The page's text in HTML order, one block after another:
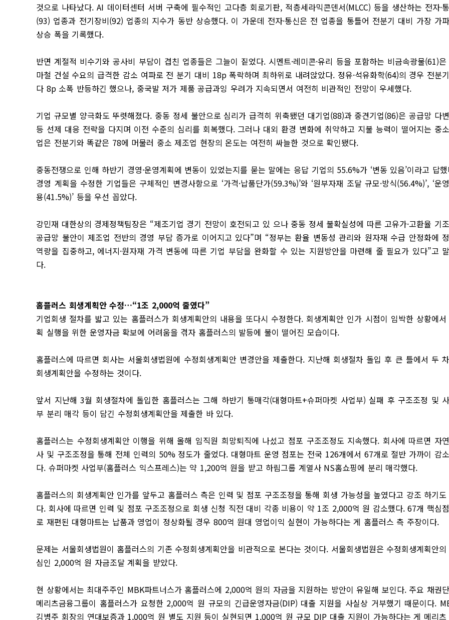
것으로 나타났다. AI 데이터센터 서버 구축에 필수적인 고다층 회로기판, 적층세라믹콘덴서(MLCC) 등을 생산하는 전자·
(93) 업종과 전기장비(92) 업종의 지수가 동반 상승했다. 이 가운데 전자·통신은 전 업종을 통틀어 전분기 대비 가장 가
상승 폭을 기록했다.
반면 계절적 비수기와 공사비 부담이 겹친 업종들은 그늘이 짙었다. 시멘트·레미콘·유리 등을 포함하는 비금속광물(61)
마철 건설 수요의 급격한 감소 여파로 전 분기 대비 18p 폭락하며 최하위로 내려앉았다. 정유·석유화학(64)의 경우 전분
다 8p 소폭 반등하긴 했으나, 중국발 저가 제품 공급과잉 우려가 지속되면서 여전히 비관적인 전망이 우세했다.
기업 규모별 양극화도 뚜렷해졌다. 중동 정세 불안으로 심리가 급격히 위축됐던 대기업(88)과 중견기업(86)은 공급망 다
등 선제 대응 전략을 다지며 이전 수준의 심리를 회복했다. 그러나 대외 환경 변화에 취약하고 지불 능력이 떨어지는 중
업은 전분기와 똑같은 78에 머물러 중소 제조업 현장의 온도는 여전히 싸늘한 것으로 확인됐다.
중동전쟁으로 인해 하반기 경영·운영계획에 변동이 있었는지를 묻는 말에는 응답 기업의 55.6%가 ‘변동 있음’이라고 답
경영 계획을 수정한 기업들은 구체적인 변경사항으로 ‘가격·납품단가(59.3%)’와 ‘원부자재 조달 규모·방식(56.4%)’, ‘운
용(41.5%)’ 등을 우선 꼽았다.
강민재 대한상의 경제정책팀장은 “제조기업 경기 전망이 호전되고 있 으나 중동 정세 불확실성에 따른 고유가·고환율 기
공급망 불안이 제조업 전반의 경영 부담 증가로 이어지고 있다”며 “정부는 환율 변동성 관리와 원자재 수급 안정화에
역량을 집중하고, 에너지·원자재 가격 변동에 따른 기업 부담을 완화할 수 있는 지원방안을 마련해 줄 필요가 있다”고
다.
홈플러스 회생계획안 수정…“1조 2,000억 줄였다”
기업회생 절차를 밟고 있는 홈플러스가 회생계획안의 내용을 또다시 수정한다. 회생계획안 인가 시점이 임박한 상황에서
획 실행을 위한 운영자금 확보에 어려움을 겪자 홈플러스의 발등에 불이 떨어진 모습이다.
홈플러스에 따르면 회사는 서울회생법원에 수정회생계획안 변경안을 제출한다. 지난해 회생절차 돌입 후 큰 틀에서 두
회생계획안을 수정하는 것이다.
앞서 지난해 3월 회생절차에 돌입한 홈플러스는 그해 하반기 통매각(대형마트+슈퍼마켓 사업부) 실패 후 구조조정 및
부 분리 매각 등이 담긴 수정회생계획안을 제출한 바 있다.
홈플러스는 수정회생계획안 이행을 위해 올해 임직원 희망퇴직에 나섰고 점포 구조조정도 지속했다. 회사에 따르면 자
사 및 구조조정을 통해 전체 인력의 50% 정도가 줄었다. 대형마트 운영 점포는 전국 126개에서 67개로 절반 가까이 감
다. 슈퍼마켓 사업부(홈플러스 익스프레스)는 약 1,200억 원을 받고 하림그룹 계열사 NS홈쇼핑에 분리 매각했다.
홈플러스의 회생계획안 인가를 앞두고 홈플러스 측은 인력 및 점포 구조조정을 통해 회생 가능성을 높였다고 강조 하기도
다. 회사에 따르면 인력 및 점포 구조조정으로 회생 신청 직전 대비 각종 비용이 약 1조 2,000억 원 감소했다. 67개 핵심
로 재편된 대형마트는 납품과 영업이 정상화될 경우 800억 원대 영업이익 실현이 가능하다는 게 홈플러스 측 주장이다.
문제는 서울회생법원이 홈플러스의 기존 수정회생계획안을 비관적으로 본다는 것이다. 서울회생법원은 수정회생계획안의
심인 2,000억 원 자금조달 계획을 받았다.
현 상황에서는 최대주주인 MBK파트너스가 홈플러스에 2,000억 원의 자금을 지원하는 방안이 유일해 보인다. 주요 채권
메리츠금융그룹이 홈플러스가 요청한 2,000억 원 규모의 긴급운영자금(DIP) 대출 지원을 사실상 거부했기 때문이다.
김병주 회장의 연대보증과 1,000억 원 별도 지원 등이 실현되면 1,000억 원 규모 DIP 대출 지원이 가능하다는 게 메리츠